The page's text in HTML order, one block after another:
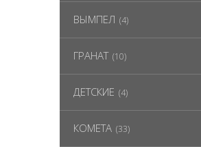
ВЫМПЕЛ (4)
ГРАНАТ (10)
ДЕТСКИЕ (4)
КОМЕТА (33)